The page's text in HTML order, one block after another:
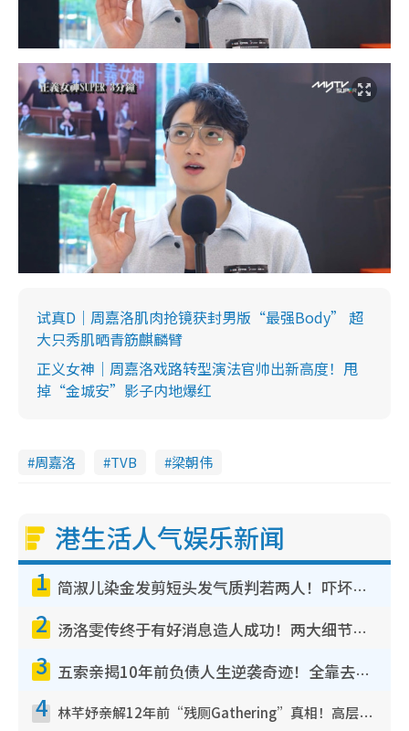
试真D｜周嘉洛肌肉抢镜获封男版“最强Body” 超
大只秀肌晒青筋麒麟臂
正义女神｜周嘉洛戏路转型演法官帅出新高度！甩
掉“金城安”影子内地爆红
周嘉洛 TVB 梁朝伟
港生活人气娱乐新闻
1 简淑儿染金发剪短头发气质判若两人！吓坏老公麦大力都认不出：“你做什么？”
2 汤洛雯传终于有好消息造人成功！两大细节曝孕味极浓引猜测：大肚婆先会咁！
3 五索亲揭10年前负债人生逆袭奇迹！全靠去一地方转运后即遇上马先生
4 林芊妤亲解12年前“残厕Gathering”真相！高层解约一句话重创尊严，至今拒返TVB